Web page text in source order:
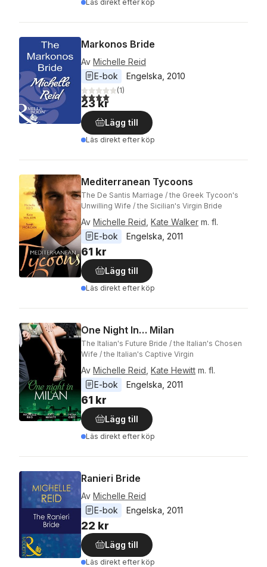
Läs direkt efter köp
Markonos Bride
Av Michelle Reid
E-bok
Engelska 2010
4,0utav 5 stjärnor. Totalt antal röster:
(1)
23 kr
Lägg till
Läs direkt efter köp
Mediterranean Tycoons
The De Santis Marriage / the Greek Tycoon's
Unwilling Wife / the Sicilian's Virgin Bride
Av Michelle Reid Kate Walker m. fl.
E-bok
Engelska 2011
61 kr
Lägg till
Läs direkt efter köp
One Night In… Milan
The Italian's Future Bride / the Italian's Chosen
Wife / the Italian's Captive Virgin
Av Michelle Reid Kate Hewitt m. fl.
E-bok
Engelska 2011
61 kr
Lägg till
Läs direkt efter köp
Ranieri Bride
Av Michelle Reid
E-bok
Engelska 2011
22 kr
Lägg till
Läs direkt efter köp